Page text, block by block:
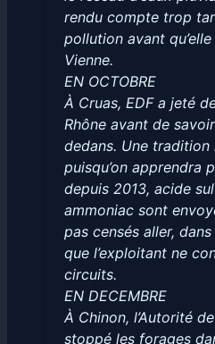
rendu compte trop
pollution avant qu’elle
Vienne.
EN OCTOBRE
À Cruas, EDF a jeté
Rhône avant de
dedans. Une
puisqu’on apprendra
depuis 2013, acide
ammoniac sont
pas censés aller,
que l’exploitant ne
circuits.
EN DECEMBRE
À Chinon, l’Autorité
stoppé les forages